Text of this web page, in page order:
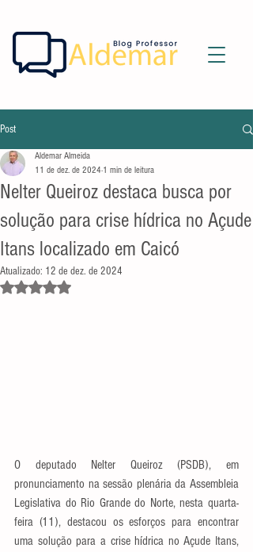
Post
Nelter Queiroz destaca busca por
solução para crise hídrica no Açude
Itans localizado em Caicó
Aldemar Almeida
11 de dez. de 2024 1 min de leitura
Atualizado: 12 de dez. de 2024
Avaliado com NaN de 5 estrelas.
O deputado Nelter Queiroz (PSDB), em
pronunciamento na sessão plenária da Assembleia
Legislativa do Rio Grande do Norte, nesta quarta-
feira (11), destacou os esforços para encontrar
uma solução para a crise hídrica no Açude Itans,